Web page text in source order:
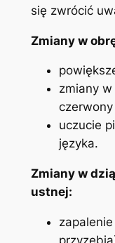
⁣się zwrócić
Zmiany w
zmiany⁢
uczucie
języka.
Zmiany w
ustnej: